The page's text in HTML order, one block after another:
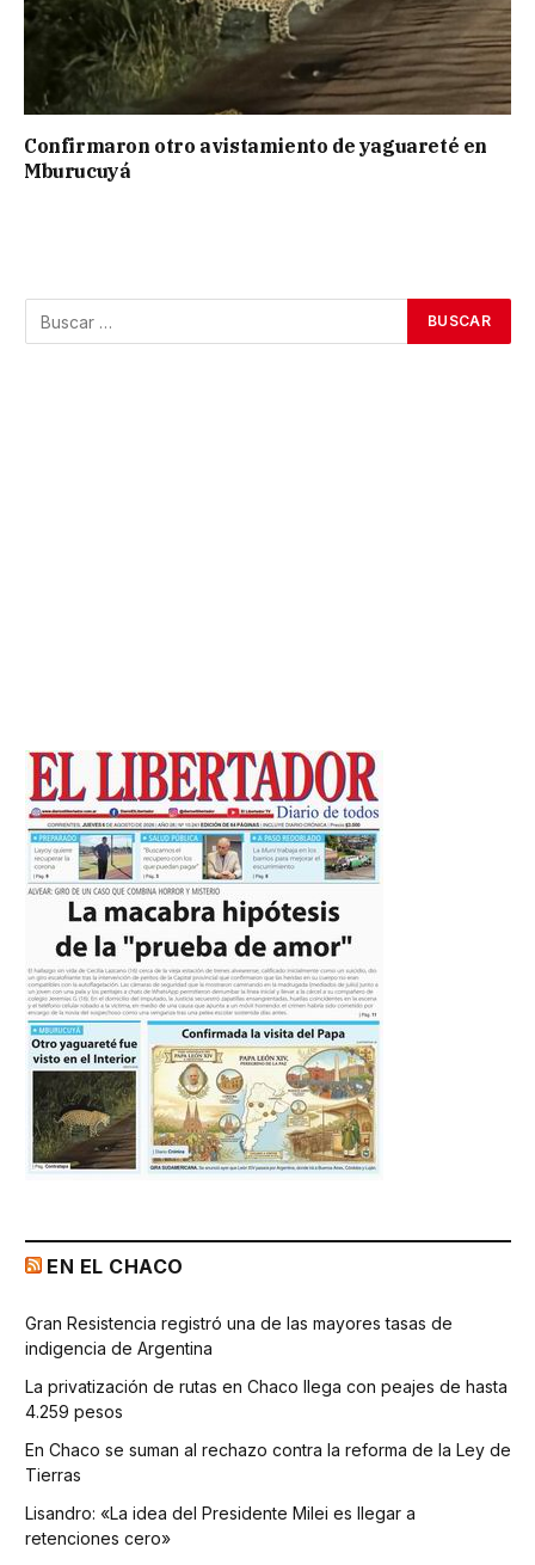
Confirmaron otro avistamiento de yaguareté en
Mburucuyá
EN EL CHACO
Gran Resistencia registró una de las mayores tasas de
indigencia de Argentina
La privatización de rutas en Chaco llega con peajes de hasta
4.259 pesos
En Chaco se suman al rechazo contra la reforma de la Ley de
Tierras
Lisandro: «La idea del Presidente Milei es llegar a
retenciones cero»